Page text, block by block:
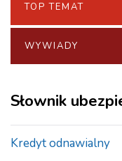
TOP TEMAT
WYWIADY
Słownik
Kredyt odnawialny